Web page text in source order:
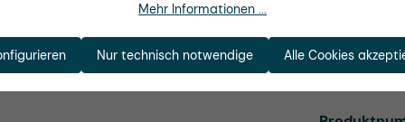
Unternehmen
Mehr Informationen ...
Nur technisch notwendige Alle Cookies